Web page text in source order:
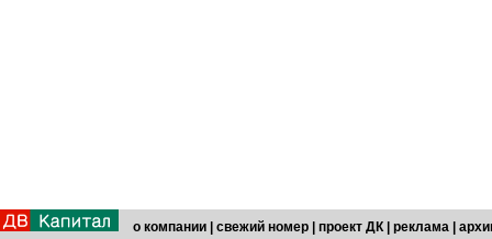
о компании свежий номер проект ДК реклама